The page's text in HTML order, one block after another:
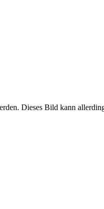
Dieses Bild kann